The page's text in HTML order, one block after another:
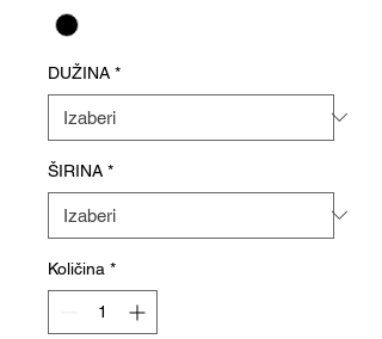
DUŽINA *
ŠIRINA *
Količina *